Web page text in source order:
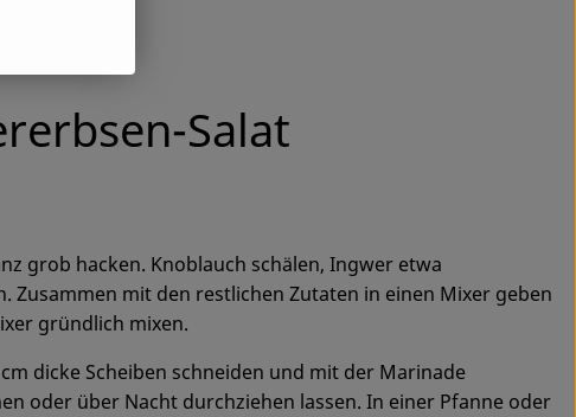
Salat
grob hacken. Knoblauch schälen, Ingwer etwa
Zusammen mit den restlichen Zutaten in einen Mixer geben
gründlich mixen.
dicke Scheiben schneiden und mit der Marinade
oder über Nacht durchziehen lassen. In einer Pfanne oder